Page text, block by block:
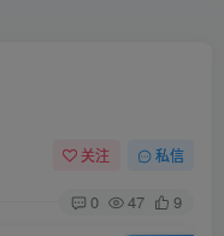
关注 私信
0 47
9